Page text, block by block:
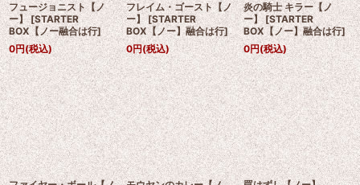
フュージョニスト【ノ
ー】 [STARTER
BOX【ノー融合は行]
0円(税込)
フレイム・ゴースト【ノ
ー】 [STARTER
BOX【ノー】融合は行]
0円(税込)
炎の騎士 キラー【ノ
ー】 [STARTER
BOX【ノー】融合は行]
0円(税込)